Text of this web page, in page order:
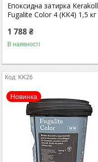
Епоксидна затирка Kerakoll
Fugalite Color 4 (KK4) 1,5 кг
1 788 ₴
В наявності
KK26
Новинка